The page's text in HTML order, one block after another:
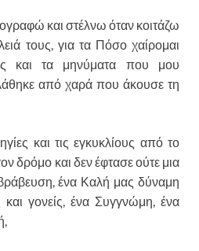
και στέλνω όταν κοιτάζω
τους, για τα Πόσο χαίρομαι
και τα μηνύματα που μου
από χαρά που άκουσε τη
και τις εγκυκλίους από το
δρόμο και δεν έφτασε ούτε μια
ένα Καλή μας δύναμη
γονείς, ένα Συγγνώμη, ένα